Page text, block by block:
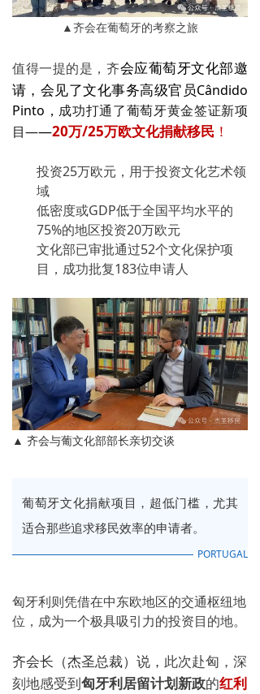
▲齐会在葡萄牙的考察之旅
值得一提的是，齐会应葡萄牙文化部邀
请，会见了文化事务高级官员Cândido
Pinto， 成功打通了葡萄牙黄金签证新项
目——20万/25万欧文化捐献移民 ！
投资25万欧元，用于投资文化艺术领
域
低密度或GDP低于全国平均水平的
75%的地区投资20万欧元
文化部已审批通过52个文化保护项
目，成功批复183位申请人
▲ 齐会与葡文化部部长亲切交谈
葡萄牙文化捐献项目，超低门槛，尤其
适合那些追求移民效率的申请者。
PORTUGAL
匈牙利则凭借在中东欧地区的交通枢纽地
位，成为一个极具吸引力的投资目的地。
齐会长（杰圣总裁）说， 此次赴匈，深
刻地感受到匈牙利居留计划新政的红利